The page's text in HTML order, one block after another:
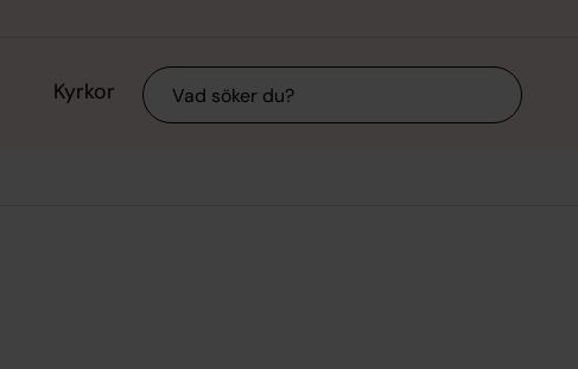
Kyrkor Sök